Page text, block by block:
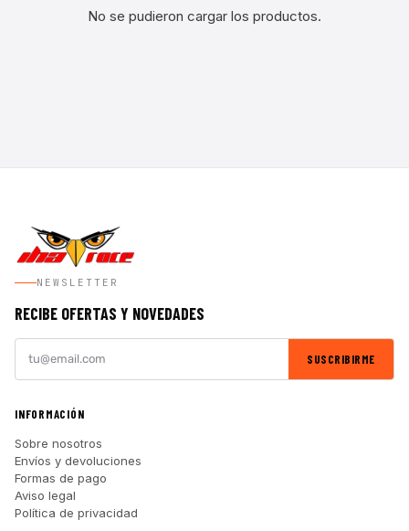
No se pudieron cargar los productos.
NEWSLETTER
RECIBE OFERTAS Y NOVEDADES
SUSCRIBIRME
INFORMACIÓN
Sobre nosotros
Envíos y devoluciones
Formas de pago
Aviso legal
Política de privacidad